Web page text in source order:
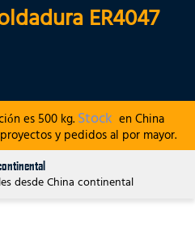
ER4047
es 500 kg. Stock en China
y pedidos al por mayor.
desde China continental